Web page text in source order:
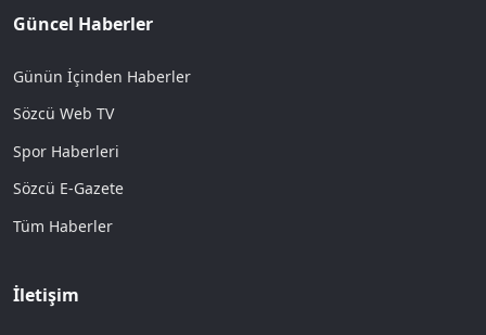
Güncel Haberler
Günün İçinden Haberler
Sözcü Web TV
Spor Haberleri
Sözcü E-Gazete
Tüm Haberler
İletişim